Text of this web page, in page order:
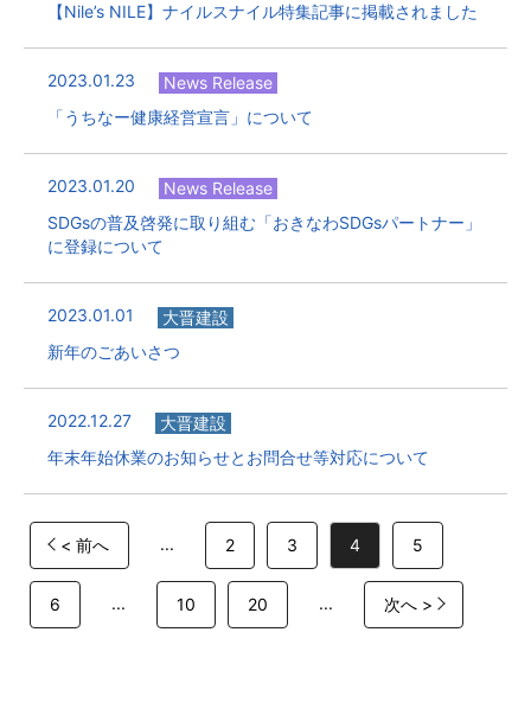
【Nile’s NILE】ナイルスナイル特集記事に掲載されました
2023.01.23
News Release
「うちなー健康経営宣言」について
2023.01.20
News Release
SDGsの普及啓発に取り組む「おきなわSDGsパートナー」
に登録について
2023.01.01
大晋建設
新年のごあいさつ
2022.12.27
大晋建設
年末年始休業のお知らせとお問合せ等対応について
< 前へ ... 2 3 4 5
6 ... 10 20 ... 次へ >